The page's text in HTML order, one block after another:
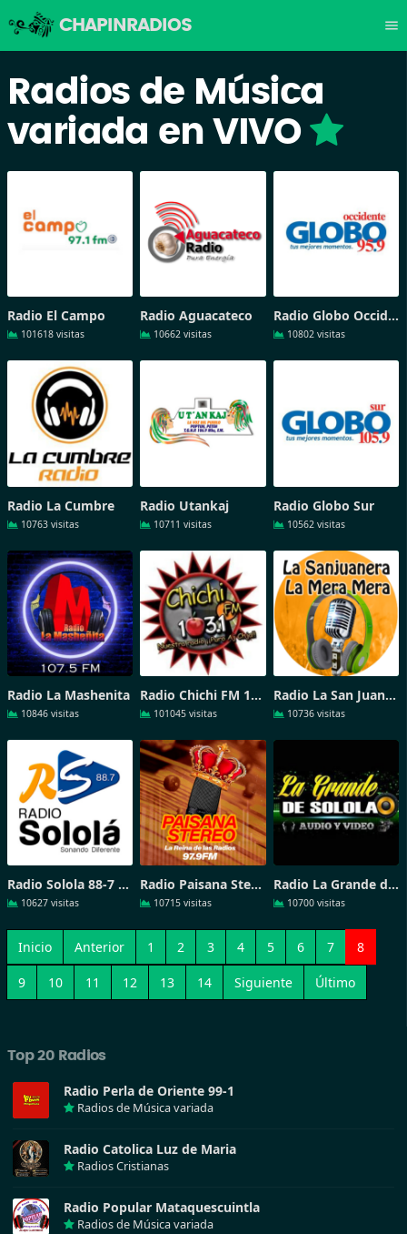
CHAPINRADIOS menu
Radios de Música
variada en VIVO
Radio El Campo
101618 visitas
Radio Aguacateco
10662 visitas
Radio Globo Occidente
10802 visitas
Radio La Cumbre
10763 visitas
Radio Utankaj
10711 visitas
Radio Globo Sur
10562 visitas
Radio La Mashenita
10846 visitas
Radio Chichi FM 103-1
101045 visitas
Radio La San Juanera
10736 visitas
Radio Solola 88-7 FM
10627 visitas
Radio Paisana Stereo
10715 visitas
Radio La Grande de Solola
10700 visitas
Inicio Anterior 1 2 3 4 5 6 7 8
9 10 11 12 13 14 Siguiente Último
Top 20 Radios
Radio Perla de Oriente 99-1
Radios de Música variada
Radio Catolica Luz de Maria
Radios Cristianas
Radio Popular Mataquescuintla
Radios de Música variada